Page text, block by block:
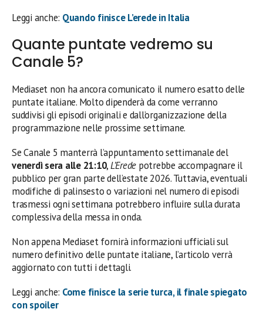
Leggi anche: Quando finisce L’erede in Italia
Quante puntate vedremo su
Canale 5?
Mediaset non ha ancora comunicato il numero esatto delle
puntate italiane. Molto dipenderà da come verranno
suddivisi gli episodi originali e dall’organizzazione della
programmazione nelle prossime settimane.
Se Canale 5 manterrà l’appuntamento settimanale del
venerdì sera alle 21:10,L’Erede potrebbe accompagnare il
pubblico per gran parte dell’estate 2026. Tuttavia, eventuali
modifiche di palinsesto o variazioni nel numero di episodi
trasmessi ogni settimana potrebbero influire sulla durata
complessiva della messa in onda.
Non appena Mediaset fornirà informazioni ufficiali sul
numero definitivo delle puntate italiane, l’articolo verrà
aggiornato con tutti i dettagli.
Leggi anche: Come finisce la serie turca, il finale spiegato
con spoiler